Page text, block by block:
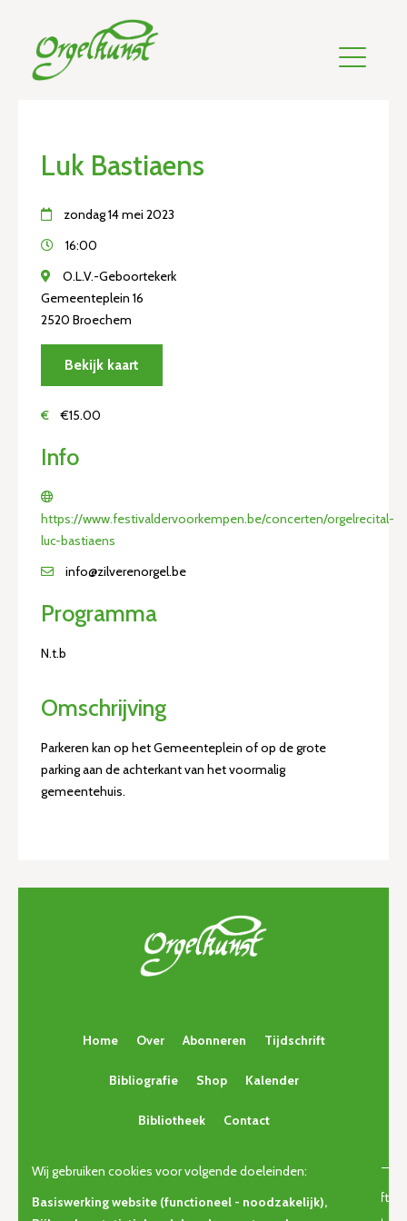
Luk Bastiaens
zondag 14 mei 2023
16:00
O.L.V.-Geboortekerk
Gemeenteplein 16
2520 Broechem
Bekijk kaart
€ €15.00
Info
https://www.festivaldervoorkempen.be/concerten/orgelrecital-
luc-bastiaens
info@zilverenorgel.be
Programma
N.t.b
Omschrijving
Parkeren kan op het Gemeenteplein of op de grote
parking aan de achterkant van het voormalig
gemeentehuis.
Home Over Abonneren Tijdschrift
Bibliografie Shop Kalender
Bibliotheek Contact
© Copyright 2026 | Orgelkunst | Vlaams cultureel-erfgoedtijdschrift
Wij gebruiken cookies voor volgende doeleinden:
Basiswerking website (functioneel - noodzakelijk),